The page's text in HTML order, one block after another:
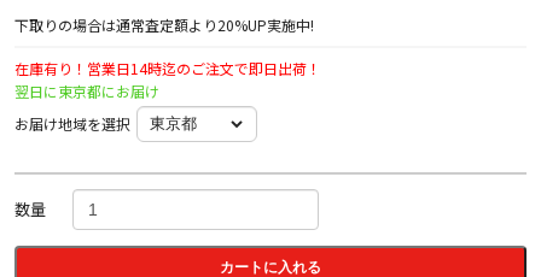
下取りの場合は通常査定額より20%UP実施中!
在庫有り！営業日14時迄のご注文で即日出荷！
翌日に東京都にお届け
お届け地域を選択
数量
カートに入れる